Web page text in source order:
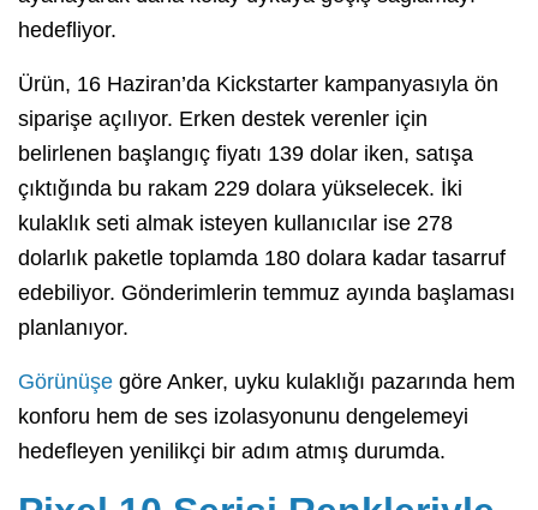
hedefliyor.
Ürün, 16 Haziran’da Kickstarter kampanyasıyla ön
siparişe açılıyor. Erken destek verenler için
belirlenen başlangıç fiyatı 139 dolar iken, satışa
çıktığında bu rakam 229 dolara yükselecek. İki
kulaklık seti almak isteyen kullanıcılar ise 278
dolarlık paketle toplamda 180 dolara kadar tasarruf
edebiliyor. Gönderimlerin temmuz ayında başlaması
planlanıyor.
Görünüşe göre Anker, uyku kulaklığı pazarında hem
konforu hem de ses izolasyonunu dengelemeyi
hedefleyen yenilikçi bir adım atmış durumda.